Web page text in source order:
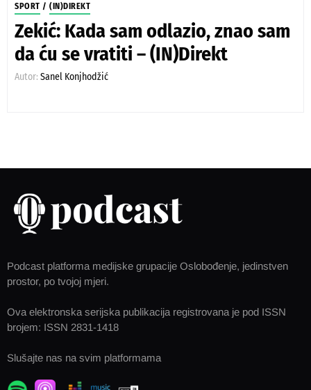
SPORT / (IN)DIREKT
Zekić: Kada sam odlazio, znao sam
da ću se vratiti – (IN)Direkt
Autor: Sanel Konjhodžić
Podcast platforma medijske grupacije Oslobođenje, jedinstven
prostor, po tvojoj mjeri.
Ova elektronska serijska publikacija registrovana je pod ISSN
brojem: ISSN 2831-1418
Slušajte nas na svim platformama